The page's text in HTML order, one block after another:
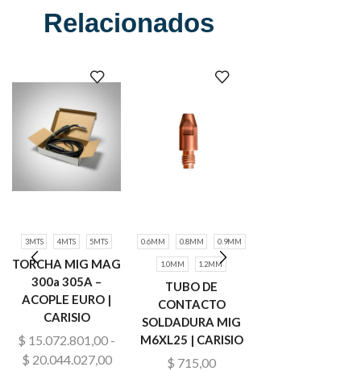
Relacionados
3MTS 4MTS 5MTS
TORCHA MIG MAG
300a 305A –
ACOPLE EURO |
CARISIO
$ 15.072.801,00 -
$ 20.044.027,00
0.6MM 0.8MM 0.9MM
1.0MM 1.2MM
TUBO DE
CONTACTO
SOLDADURA MIG
M6XL25 | CARISIO
$ 715,00